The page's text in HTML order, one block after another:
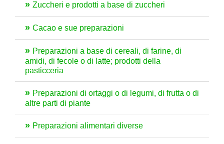
Zuccheri e prodotti a base di zuccheri
Cacao e sue preparazioni
Preparazioni a base di cereali, di farine, di
amidi, di fecole o di latte; prodotti della
pasticceria
Preparazioni di ortaggi o di legumi, di frutta o di
altre parti di piante
Preparazioni alimentari diverse